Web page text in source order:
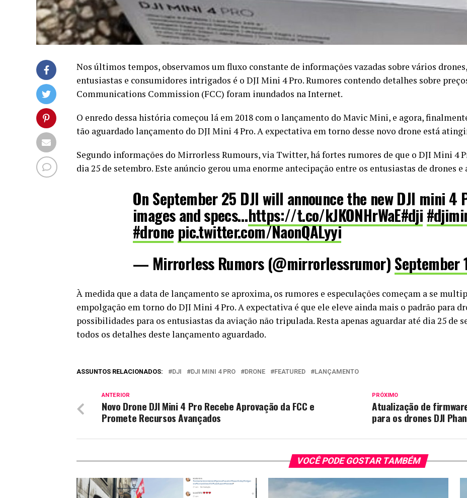
Nos últimos tempos, observamos um fluxo constante de informações vazadas sobre vários
entusiastas e consumidores intrigados é o DJI Mini 4 Pro. Rumores contendo detalhes sobre
Communications Commission (FCC) foram inundados na Internet.
O enredo dessa história começou lá em 2018 com o lançamento do Mavic Mini, e agora,
tão aguardado lançamento do DJI Mini 4 Pro. A expectativa em torno desse novo drone está
Segundo informações do Mirrorless Rumours, via Twitter, há fortes rumores de que o DJI Mini 4
dia 25 de setembro. Este anúncio gerou uma enorme antecipação entre os entusiastas de drones
On September 25 DJI will announce the new DJI mini 4
images and specs…https://t.co/kJKONHrWaE#dji
#drone pic.twitter.com/NaonQALyyi
— Mirrorless Rumors (@mirrorlessrumor) September
À medida que a data de lançamento se aproxima, os rumores e especulações começam a se
empolgação em torno do DJI Mini 4 Pro. A expectativa é que ele eleve ainda mais o padrão para
possibilidades para os entusiastas da aviação não tripulada. Resta apenas aguardar até dia 25 de
todos os detalhes deste lançamento aguardado.
ASSUNTOS RELACIONADOS: DJI DJI MINI 4 PRO DRONE FEATURED LANÇAMENTO
PRÓXIMO
Atualização de
para os drones DJI
ANTERIOR
Novo Drone DJI Mini 4 Pro Recebe Aprovação da FCC e
Promete Recursos Avançados
VOCÊ PODE GOSTAR TAMBÉM